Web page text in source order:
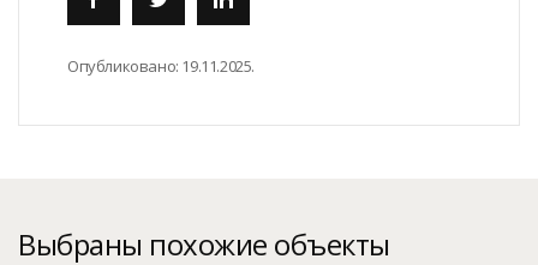
Опубликовано: 19.11.2025.
Выбраны похожие объекты